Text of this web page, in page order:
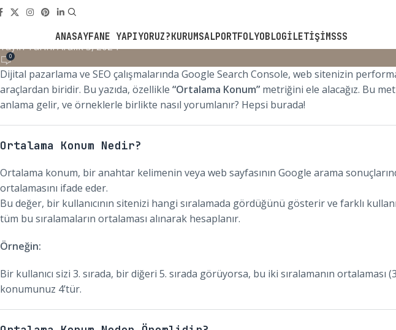
ANASAYFANE YAPIYORUZ?KURUMSALPORTFOLYOBLOGİLETIŞIMSSS
SEO Google Search Console’da Ortalama
Studio Zeppelin
Yayın Tarihi Aralık 3, 2024
0
Dijital pazarlama ve SEO çalışmalarında Google Search Console, web sitenizin
araçlardan biridir. Bu yazıda, özellikle “Ortalama Konum” metriğini ele alacağız. Bu
anlama gelir, ve örneklerle birlikte nasıl yorumlanır? Hepsi burada!
Ortalama Konum Nedir?
Ortalama konum, bir anahtar kelimenin veya web sayfasının Google arama
ortalamasını ifade eder.
Bu değer, bir kullanıcının sitenizi hangi sıralamada gördüğünü gösterir ve farklı
tüm bu sıralamaların ortalaması alınarak hesaplanır.
Örneğin:
Bir kullanıcı sizi 3. sırada, bir diğeri 5. sırada görüyorsa, bu iki sıralamanın ortalaması
konumunuz 4’tür.